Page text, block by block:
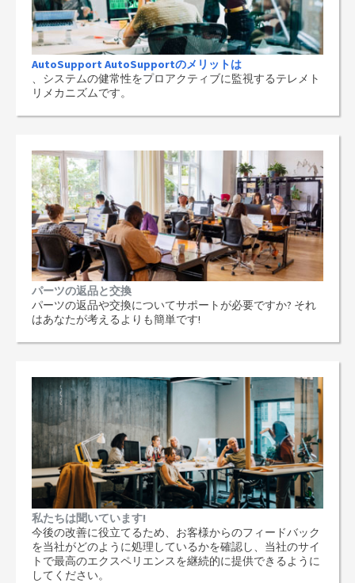
AutoSupport AutoSupportのメリットは
、システムの健常性をプロアクティブに監視するテレメト
リメカニズムです。
パーツの返品と交換
パーツの返品や交換についてサポートが必要ですか? それ
はあなたが考えるよりも簡単です!
私たちは聞いています!
今後の改善に役立てるため、お客様からのフィードバック
を当社がどのように処理しているかを確認し、当社のサイ
トで最高のエクスペリエンスを継続的に提供できるように
してください。